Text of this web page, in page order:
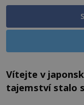
Vítejte v
tajemství stalo